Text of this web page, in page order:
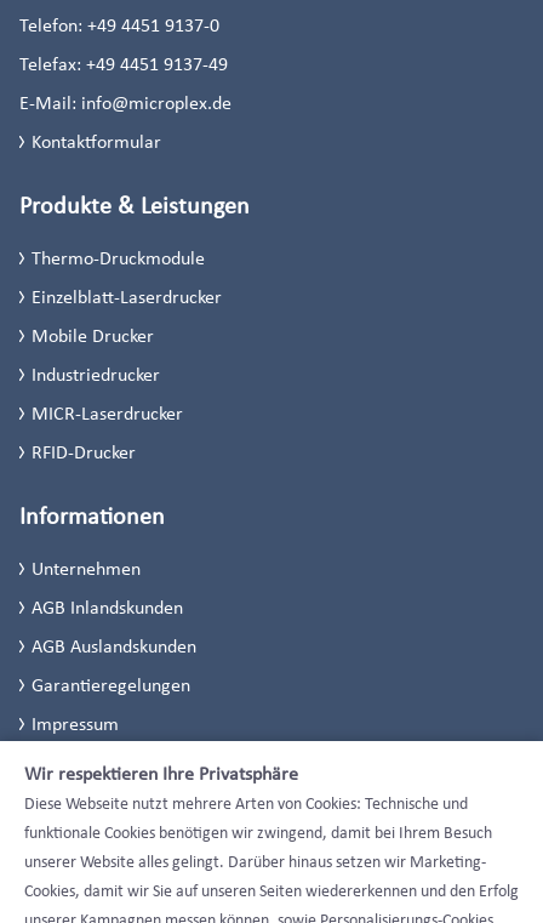
Telefon: +49 4451 9137-0
Telefax: +49 4451 9137-49
E-Mail: info@microplex.de
Kontaktformular
Produkte & Leistungen
Thermo-Druckmodule
Einzelblatt-Laserdrucker
Mobile Drucker
Industriedrucker
MICR-Laserdrucker
RFID-Drucker
Informationen
Unternehmen
AGB Inlandskunden
AGB Auslandskunden
Garantieregelungen
Impressum
Datenschutzerklärung
Datenschutzeinstellungen
Wir respektieren Ihre Privatsphäre
Diese Webseite nutzt mehrere Arten von Cookies: Technische und
funktionale Cookies benötigen wir zwingend, damit bei Ihrem Besuch
unserer Website alles gelingt. Darüber hinaus setzen wir Marketing-
Cookies, damit wir Sie auf unseren Seiten wiedererkennen und den Erfolg